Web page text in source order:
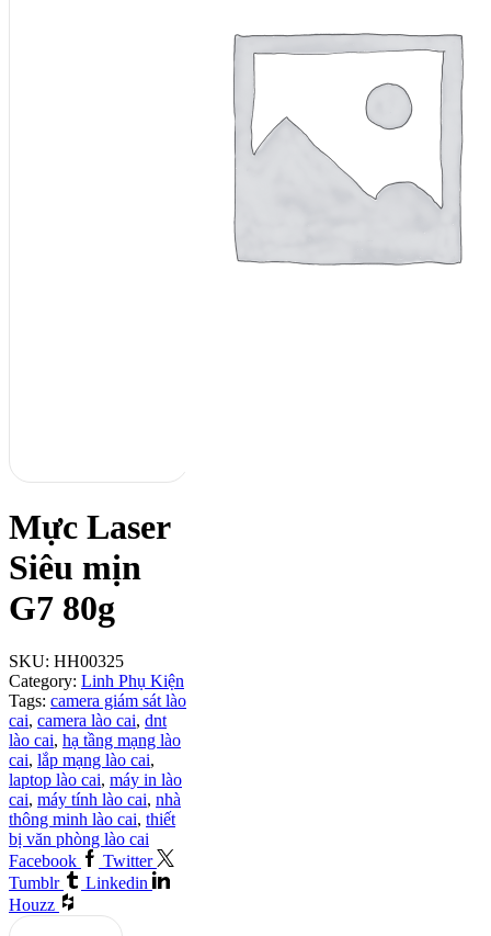
Mực Laser
Siêu mịn
G7 80g
SKU: HH00325
Category: Linh Phụ Kiện
Tags: camera giám sát lào
cai, camera lào cai, dnt
lào cai, hạ tầng mạng lào
cai, lắp mạng lào cai,
laptop lào cai, máy in lào
cai, máy tính lào cai, nhà
thông minh lào cai, thiết
bị văn phòng lào cai
Facebook
Twitter
Tumblr
Linkedin
Houzz